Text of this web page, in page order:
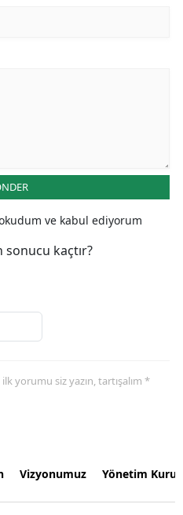
ve kabul ediyorum
sonucu kaçtır?
yorumu siz yazın, tartışalım *
Vizyonumuz Yönetim